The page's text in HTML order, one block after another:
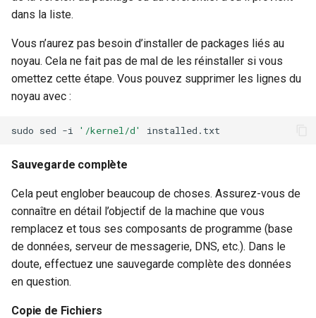
dans la liste.
Vous n’aurez pas besoin d’installer de packages liés au
noyau. Cela ne fait pas de mal de les réinstaller si vous
omettez cette étape. Vous pouvez supprimer les lignes du
noyau avec :
sudo sed -i '/kernel/d'
Sauvegarde complète
Cela peut englober beaucoup de choses. Assurez-vous de
connaître en détail l’objectif de la machine que vous
remplacez et tous ses composants de programme (base
de données, serveur de messagerie, DNS, etc.). Dans le
doute, effectuez une sauvegarde complète des données
en question.
Copie de Fichiers